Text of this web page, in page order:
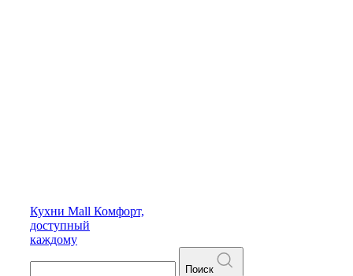
Кухни Mall Комфорт,
доступный
каждому
Поиск